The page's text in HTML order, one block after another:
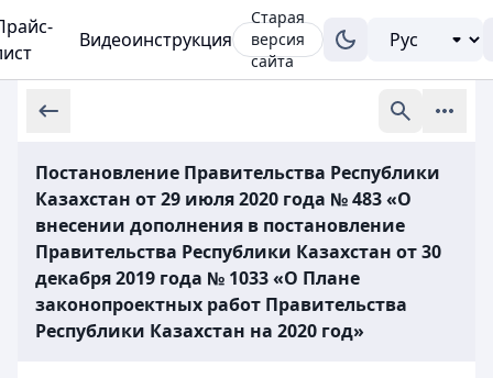
Видеоинструкция
Старая
версия
сайта
Постановление Правительства Республики
Казахстан от 29 июля 2020 года № 483 «О
внесении дополнения в постановление
Правительства Республики Казахстан от 30
декабря 2019 года № 1033 «О Плане
законопроектных работ Правительства
Республики Казахстан на 2020 год»